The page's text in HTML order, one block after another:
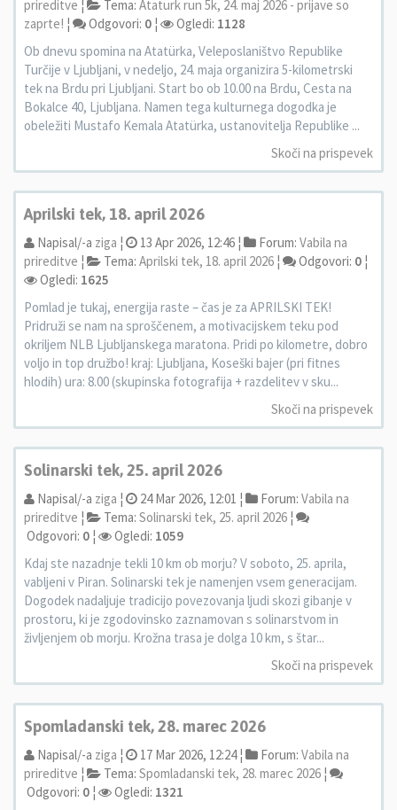
prireditve ¦ Tema: Ataturk run 5k, 24. maj 2026 - prijave so
zaprte! ¦ Odgovori: 0 ¦ Ogledi: 1128
Ob dnevu spomina na Atatürka, Veleposlaništvo Republike
Turčije v Ljubljani, v nedeljo, 24. maja organizira 5-kilometrski
tek na Brdu pri Ljubljani. Start bo ob 10.00 na Brdu, Cesta na
Bokalce 40, Ljubljana. Namen tega kulturnega dogodka je
obeležiti Mustafo Kemala Atatürka, ustanovitelja Republike ...
Skoči na prispevek
Aprilski tek, 18. april 2026
Napisal/-a ziga ¦ 13 Apr 2026, 12:46 ¦ Forum: Vabila na
prireditve ¦ Tema: Aprilski tek, 18. april 2026 ¦ Odgovori: 0 ¦
Ogledi: 1625
Pomlad je tukaj, energija raste – čas je za APRILSKI TEK!
Pridruži se nam na sproščenem, a motivacijskem teku pod
okriljem NLB Ljubljanskega maratona. Pridi po kilometre, dobro
voljo in top družbo! kraj: Ljubljana, Koseški bajer (pri fitnes
hlodih) ura: 8.00 (skupinska fotografija + razdelitev v sku...
Skoči na prispevek
Solinarski tek, 25. april 2026
Napisal/-a ziga ¦ 24 Mar 2026, 12:01 ¦ Forum: Vabila na
prireditve ¦ Tema: Solinarski tek, 25. april 2026 ¦
Odgovori: 0 ¦ Ogledi: 1059
Kdaj ste nazadnje tekli 10 km ob morju? V soboto, 25. aprila,
vabljeni v Piran. Solinarski tek je namenjen vsem generacijam.
Dogodek nadaljuje tradicijo povezovanja ljudi skozi gibanje v
prostoru, ki je zgodovinsko zaznamovan s solinarstvom in
življenjem ob morju. Krožna trasa je dolga 10 km, s štar...
Skoči na prispevek
Spomladanski tek, 28. marec 2026
Napisal/-a ziga ¦ 17 Mar 2026, 12:24 ¦ Forum: Vabila na
prireditve ¦ Tema: Spomladanski tek, 28. marec 2026 ¦
Odgovori: 0 ¦ Ogledi: 1321